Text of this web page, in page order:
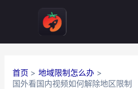
首页
地域限制怎么办
国外看国内视频如何解除地区限制